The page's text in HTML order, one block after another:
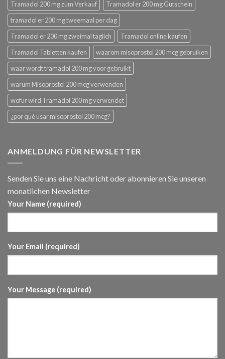
Tramadol 200 mg zum Verkauf
Tramadol er 200 mg Gutschein
tramadol er 200 mg tweemaal per dag
Tramadol er 200 mg zweimal täglich
Tramadol online kaufen
Tramadol Tabletten kaufen
waarom misoprostol 200 mcg gebruiken
waar wordt tramadol 200 mg voor gebruikt
warum Misoprostol 200 mcg verwenden
wofür wird Tramadol 200 mg verwendet
¿por qué usar misoprostol 200 mcg?
ANMELDUNG FÜR NEWSLETTER
Senden Sie uns eine Nachricht oder abonnieren Sie unseren
monatlichen Newsletter
Your Name (required)
Your Email (required)
Your Message (required)